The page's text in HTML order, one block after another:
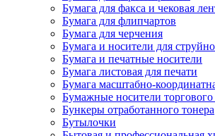
Бумага для факса и чековая
Бумага для флипчартов
Бумага для черчения
Бумага и носители для
Бумага и печатные носители
Бумага листовая для печати
Бумага масштабно-
Бумажные носители торгового
Бункеры отработанного тонера
Бутылочки